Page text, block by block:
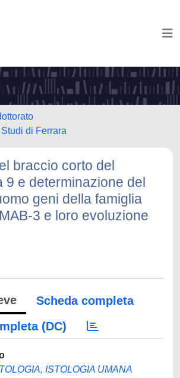
di Ferrara
braccio corto del
9 e determinazione del
geni della famiglia
3 e loro evoluzione
Scheda completa
(DC)
ISTOLOGIA UMANA